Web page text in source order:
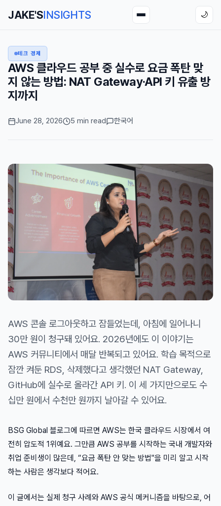
JAKE'SINSIGHTS 🌙
테크 경제
AWS 클라우드 공부 중 실수로 요금 폭탄 맞
지 않는 방법: NAT Gateway·API 키 유출 방
지까지
June 28, 2026 5 min read 한국어
AWS 콘솔 로그아웃하고 잠들었는데, 아침에 일어나니
30만 원이 청구돼 있어요. 2026년에도 이 이야기는
AWS 커뮤니티에서 매달 반복되고 있어요. 학습 목적으로
잠깐 켜둔 RDS, 삭제했다고 생각했던 NAT Gateway,
GitHub에 실수로 올라간 API 키. 이 세 가지만으로도 수
십만 원에서 수천만 원까지 날아갈 수 있어요.
BSG Global 블로그에 따르면 AWS는 한국 클라우드 시장에서 여
전히 압도적 1위예요. 그만큼 AWS 공부를 시작하는 국내 개발자와
취업 준비생이 많은데, “요금 폭탄 안 맞는 방법"을 미리 알고 시작
하는 사람은 생각보다 적어요.
이 글에서는 실제 청구 사례와 AWS 공식 메커니즘을 바탕으로, 어